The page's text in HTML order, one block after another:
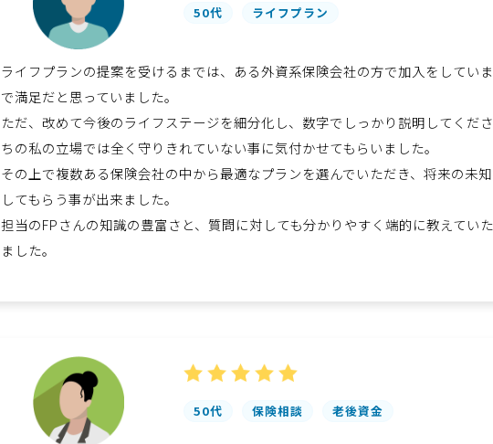
50代 ライフプラン
ライフプランの提案を受けるまでは、ある外資系保険会社の方で加入をしてい
で満足だと思っていました。
ただ、改めて今後のライフステージを細分化し、数字でしっかり説明してくだ
ちの私の立場では全く守りきれていない事に気付かせてもらいました。
その上で複数ある保険会社の中から最適なプランを選んでいただき、将来の未
してもらう事が出来ました。
担当のFPさんの知識の豊富さと、質問に対しても分かりやすく端的に教えてい
ました。
50代 保険相談 老後資金